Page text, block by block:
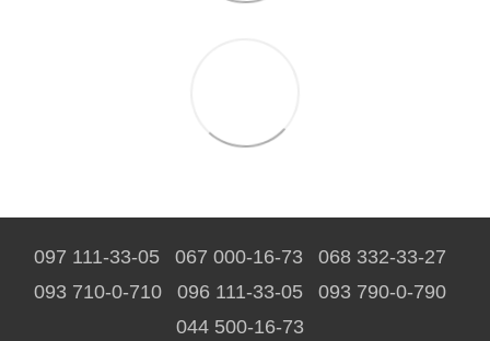
097 111-33-05 067 000-16-73
068 332-33-27
093 710-0-710
096 111-33-05
093 790-0-790
044 500-16-73